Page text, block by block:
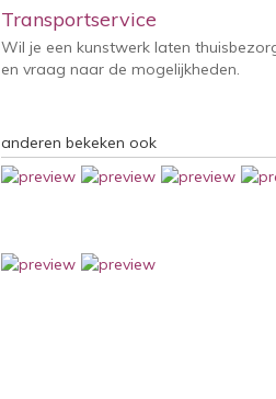
Transportservice
Wil je een kunstwerk laten
en vraag naar de mogelijkheden.
anderen bekeken ook